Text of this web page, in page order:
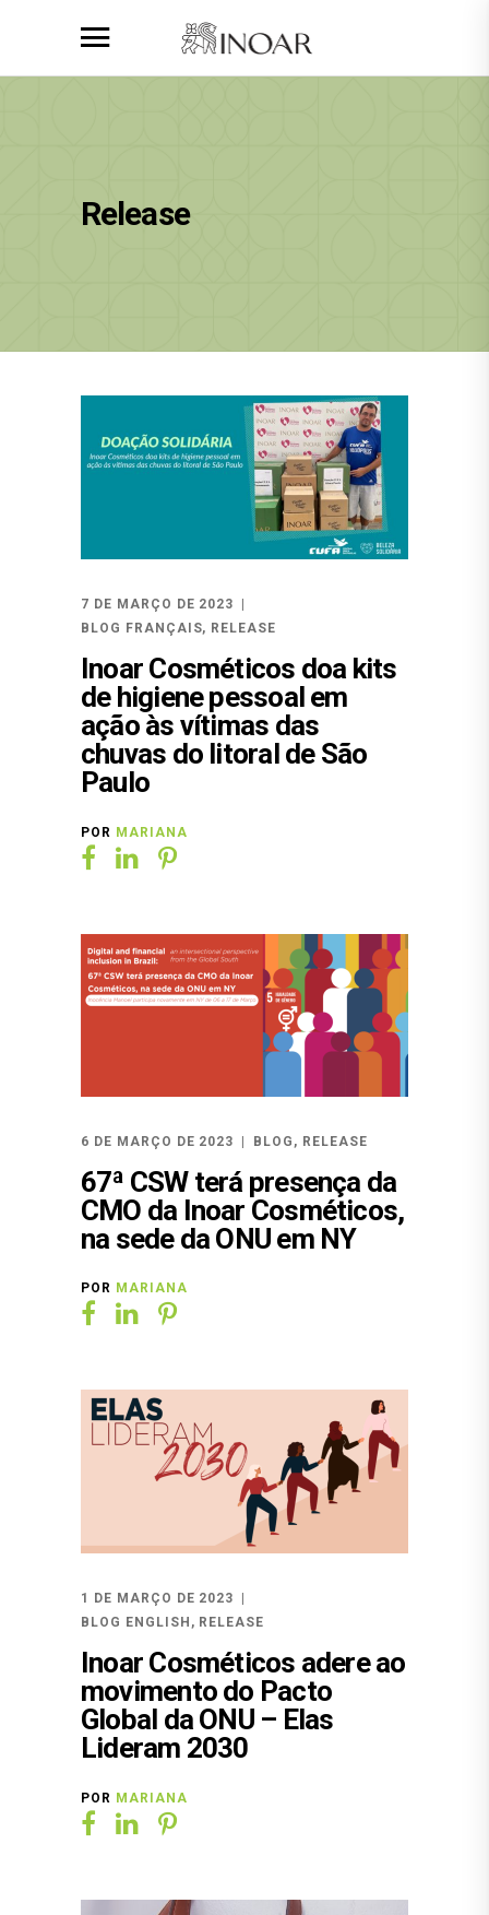
Release
7 DE MARÇO DE 2023
BLOG FRANÇAIS, RELEASE
Inoar Cosméticos doa kits
de higiene pessoal em
ação às vítimas das
chuvas do litoral de São
Paulo
POR MARIANA
6 DE MARÇO DE 2023 BLOG , RELEASE
67ª CSW terá presença da
CMO da Inoar Cosméticos,
na sede da ONU em NY
POR MARIANA
1 DE MARÇO DE 2023
BLOG ENGLISH , RELEASE
Inoar Cosméticos adere ao
movimento do Pacto
Global da ONU – Elas
Lideram 2030
POR MARIANA